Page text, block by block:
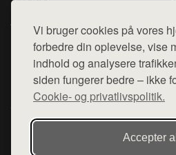
Vi bruger cookies på vores
forbedre din oplevelse, vise
indhold og analysere
siden fungerer bedre – ikke
Cookie- og privatlivspolitik.
Accepter
Top Rabatter
Blog
Kontakt
Denne side er en del af want.dk,
hjemmesider med præsentation af